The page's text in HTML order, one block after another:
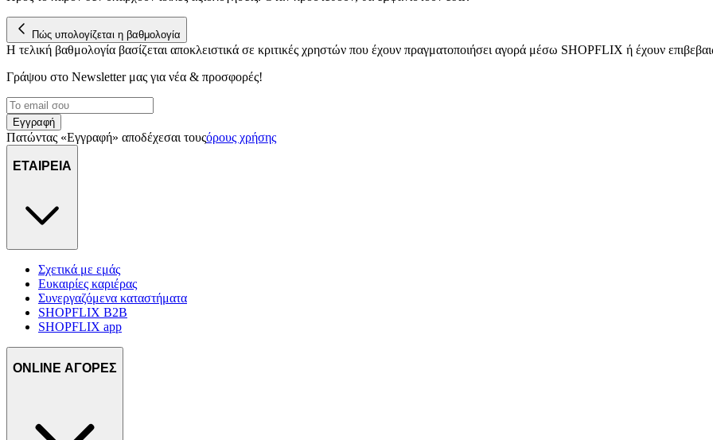
Πώς υπολογίζεται η βαθμολογία
Η τελική βαθμολογία βασίζεται αποκλειστικά σε κριτικές χρηστών που έχουν πραγματοποιήσει αγορά μέσω SHOPFLIX ή έχουν
Γράψου στο Νewsletter μας για νέα & προσφορές!
Εγγραφή
Πατώντας «Εγγραφή» αποδέχεσαι τουςόρους χρήσης
ΕΤΑΙΡΕΙΑ
Σχετικά με εμάς
Ευκαιρίες καριέρας
Συνεργαζόμενα καταστήματα
SHOPFLIX B2B
SHOPFLIX app
ONLINE ΑΓΟΡΕΣ